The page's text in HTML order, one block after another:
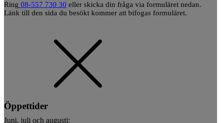
Ring 08-557 730 30 eller skicka din fråga via formuläret nedan.
Länk till den sida du besökt kommer att bifogas formuläret.
Öppettider
Juni, juli och augusti: